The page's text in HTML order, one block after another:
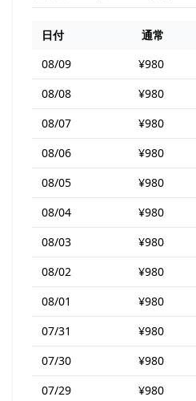
日付 通常
08/09
¥980
08/08
¥980
08/07
¥980
08/06
¥980
08/05
¥980
08/04
¥980
08/03
¥980
08/02
¥980
08/01
¥980
07/31
¥980
07/30
¥980
07/29
¥980